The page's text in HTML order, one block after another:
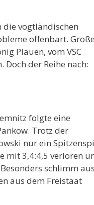
vogtländischen
offenbart. Große
Plauen, vom VSC
Doch der Reihe nach:
folgte eine
Trotz der
nur ein
mit 3,4:4,5 verloren
schlimm aus
aus dem Freistaat